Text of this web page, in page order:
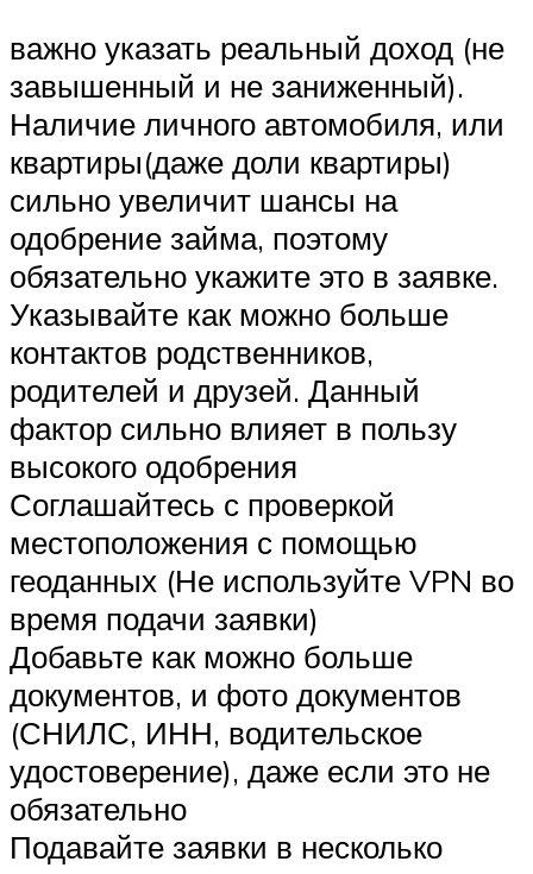
важно указать реальный доход (не
завышенный и не заниженный).
Наличие личного автомобиля, или
квартиры(даже доли квартиры)
сильно увеличит шансы на
одобрение займа, поэтому
обязательно укажите это в заявке.
Указывайте как можно больше
контактов родственников,
родителей и друзей. Данный
фактор сильно влияет в пользу
высокого одобрения
Соглашайтесь с проверкой
местоположения с помощью
геоданных (Не используйте VPN во
время подачи заявки)
Добавьте как можно больше
документов, и фото документов
(СНИЛС, ИНН, водительское
удостоверение), даже если это не
обязательно
Подавайте заявки в несколько